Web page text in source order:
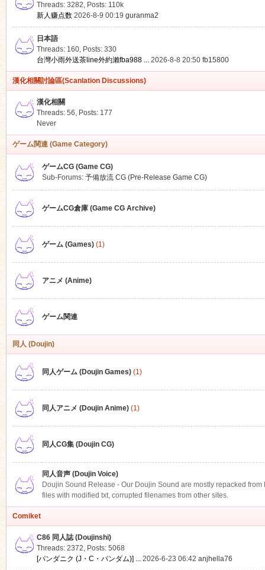
Threads: 3282, Posts: 110k
新人赚点数 2026-8-9 00:19 guranma2
日本語
Threads: 160, Posts: 330
台灣小雨外送茶line外約瀨fba988 ... 2026-8-8 20:50 fb15800
漢化相關討論區(Scanlation Discussions)
漢化相關
Threads: 56, Posts: 177
Never
ゲーム関連 (Game Category)
ゲームCG (Game CG)
Sub-Forums: 予備放流 CG (Pre-Release Game CG)
ゲームCG倉庫 (Game CG Archive)
ゲーム (Games)(1)
アニメ (Anime)
ゲーム関連
同人 (Doujin)
同人ゲーム (Doujin Games)(1)
同人アニメ (Doujin Anime)(1)
同人CG集 (Doujin CG)
同人音声 (Doujin Voice)
Doujin Sound Release - Our Doujin Sound are mostly repacked
files with modified txt, corrupted filenames from other sites.
Comiket
C86 同人誌 (Doujinshi)
Threads: 2372, Posts: 5068
[パンダニク (J・C・パンダム)] ... 2026-6-23 06:42 anjhella76